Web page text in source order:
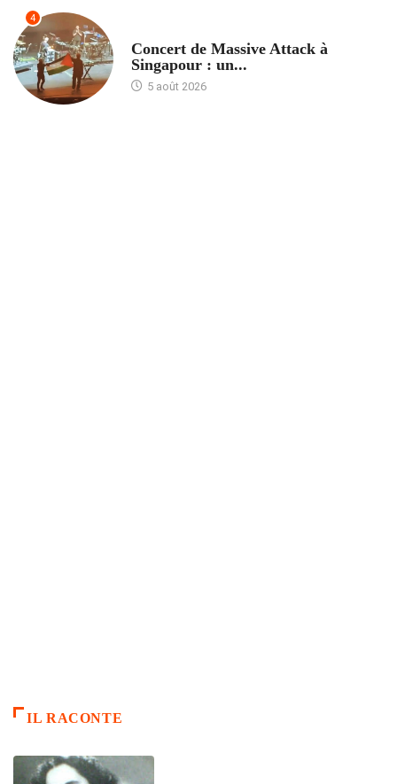
4
Concert de Massive Attack à
Singapour : un...
5 août 2026
IL RACONTE